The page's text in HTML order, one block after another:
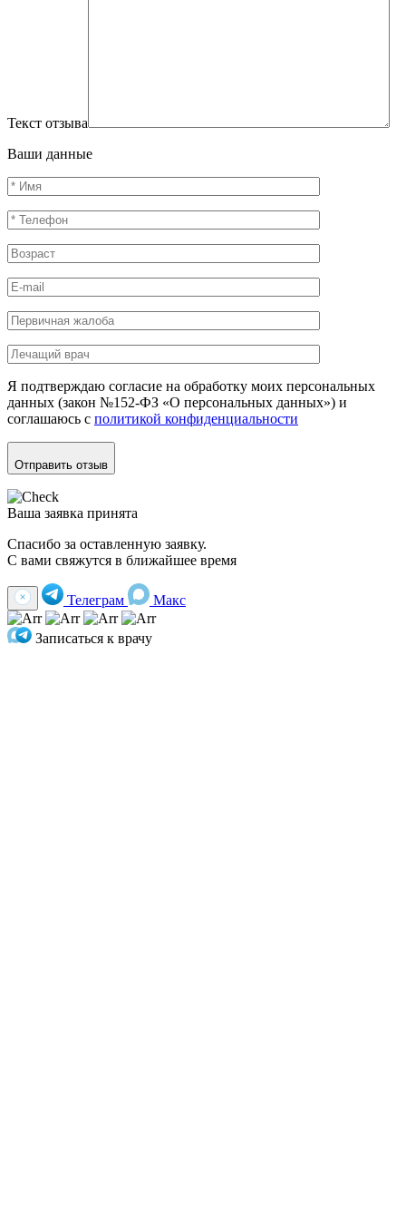
Текст отзыва
Ваши данные
Я подтверждаю согласие на обработку моих персональных
данных (закон №152-ФЗ «О персональных данных») и
соглашаюсь с политикой конфиденциальности
Отправить отзыв
Ваша заявка принята
Спасибо за оставленную заявку.
С вами свяжутся в ближайшее время
Телеграм Макс
Записаться к врачу